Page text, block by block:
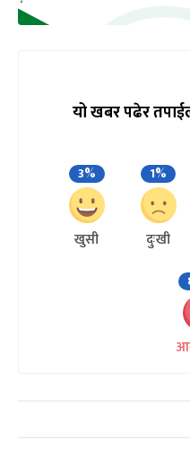
यो खबर पढेर
3%
खुसी
1%
दुःखी